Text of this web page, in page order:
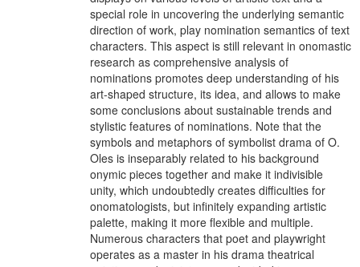
special role in uncovering the underlying semantic
direction of work, play nomination semantics of text
characters. This aspect is still relevant in onomastic
research as comprehensive analysis of
nominations promotes deep understanding of his
art-shaped structure, its idea, and allows to make
some conclusions about sustainable trends and
stylistic features of nominations. Note that the
symbols and metaphors of symbolist drama of O.
Oles is inseparably related to his background
onymic pieces together and make it indivisible
unity, which undoubtedly creates difficulties for
onomatologists, but infinitely expanding artistic
palette, making it more flexible and multiple.
Numerous characters that poet and playwright
operates as a master in his drama theatrical